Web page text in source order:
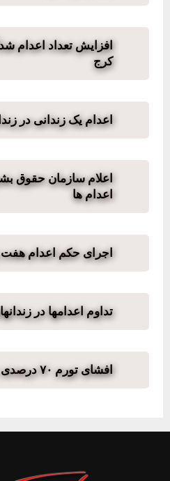
افزایش تعداد اعدام
کرج
اعدام یک زندانی در
اعلام سازمان حقوق بشر
اعدام ها
اجرای حکم اعدام هفت
تداوم اعدامها در
افشای تورم ۷۰ درصدی در ایران